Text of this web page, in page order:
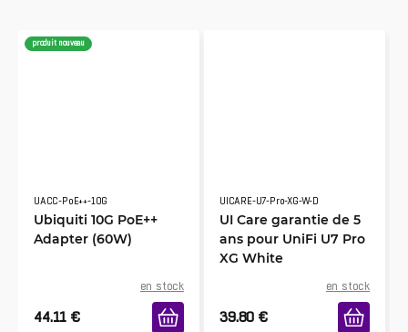
produit nouveau
UACC-PoE++-10G
Ubiquiti 10G PoE++
Adapter (60W)
en stock
44.11 €
UICARE-U7-Pro-XG-W-D
UI Care garantie de 5
ans pour UniFi U7 Pro
XG White
en stock
39.80 €